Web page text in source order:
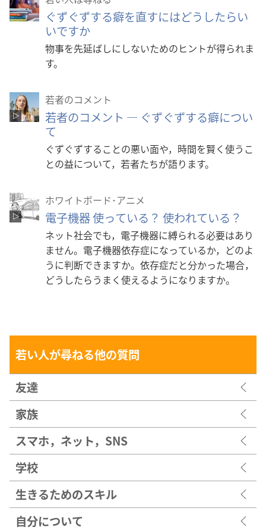
ぐずぐずする癖を直すにはどうしたらい
いですか
物事を先延ばしにしないためのヒントが得られま
す。
若者のコメント
若者のコメント ― ぐずぐずする癖につい
て
ぐずぐずすることの悪い面や，時間を賢く使うこ
との益について，若者たちが語ります。
ホワイトボード･アニメ
電子機器 使っている？ 使われている？
ネット社会でも，電子機器に縛られる必要はあり
ません。電子機器依存症になっているか，どのよ
うに判断できますか。依存症だと分かった場合，
どうしたらうまく使えるようになりますか。
若い人が尋ねる他の質問
友達
家族
スマホ，ネット，SNS
学校
生きるためのスキル
自分について